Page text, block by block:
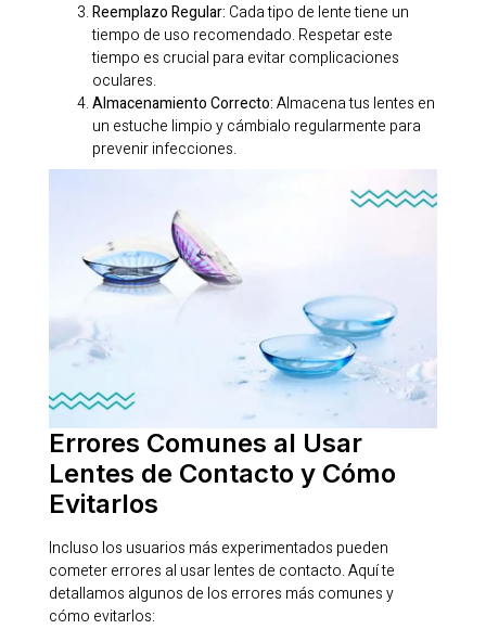
Reemplazo Regular: Cada tipo de lente tiene un
tiempo de uso recomendado. Respetar este
tiempo es crucial para evitar complicaciones
oculares.
Almacenamiento Correcto:Almacena tus lentes en
un estuche limpio y cámbialo regularmente para
prevenir infecciones.
Errores Comunes al Usar
Lentes de Contacto y Cómo
Evitarlos
Incluso los usuarios más experimentados pueden
cometer errores al usar lentes de contacto. Aquí te
detallamos algunos de los errores más comunes y
cómo evitarlos: